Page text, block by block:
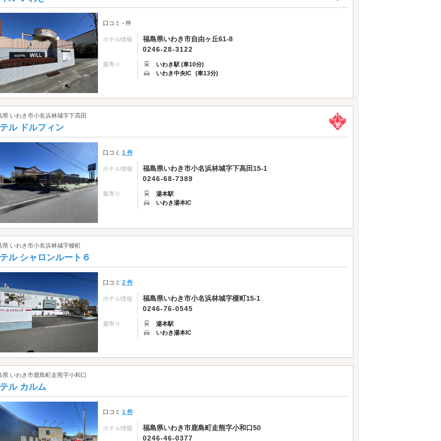
口コミ - 件
ホテル情報
福島県いわき市自由ヶ丘61-8
0246-28-3122
最寄り
いわき駅 (車10分)
いわき中央IC (車13分)
県 いわき市小名浜林城字下高田
ル ドルフィン
口コミ 1 件
ホテル情報
福島県いわき市小名浜林城字下高田15-1
0246-68-7389
最寄り
湯本駅
いわき湯本IC
県 いわき市小名浜林城字榎町
ル シャロンルート６
口コミ 2 件
ホテル情報
福島県いわき市小名浜林城字榎町15-1
0246-76-0545
最寄り
湯本駅
いわき湯本IC
県 いわき市鹿島町走熊字小和口
ル カルム
口コミ 1 件
ホテル情報
福島県いわき市鹿島町走熊字小和口50
0246-46-0377